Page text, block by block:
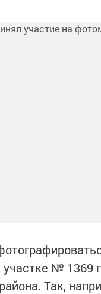
№ 1369
Так,